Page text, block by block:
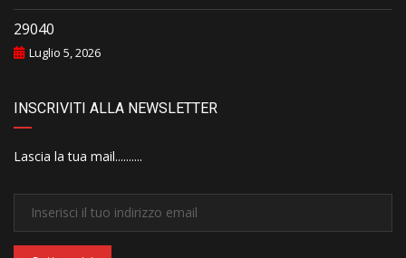
29040
Luglio 5, 2026
INSCRIVITI ALLA NEWSLETTER
Lascia la tua mail..........